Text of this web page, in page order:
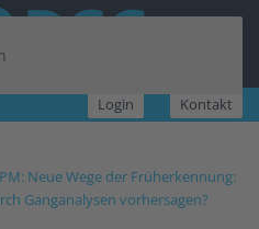
Login Kontakt
PM: Neue Wege der Früherkennung:
Ganganalysen vorhersagen?